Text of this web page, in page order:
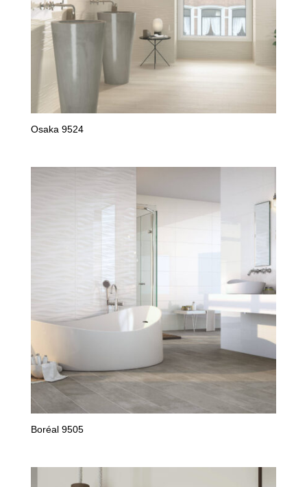
Osaka 9524
Boréal 9505